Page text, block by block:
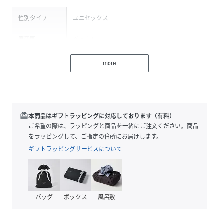
性別タイプ ユニセックス
1L30190012-BLK-00F NN9525 )
more
redeem本商品はギフトラッピングに対応しております（有料）
ご希望の際は、ラッピングと商品を一緒にご注文ください。商品
をラッピングして、ご指定の住所にお届けします。
ギフトラッピングサービスについて
バッグ ボックス 風呂敷